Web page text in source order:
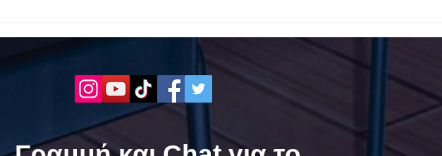
Τώρα. Με σύνθημα "Μίλα
Ελλάδας ενώνουν τις
δυνάμεις τους ενάντια στο
"Μίλα Τώρα" όλα τα σχολεία
της Ελλάδας ενώνουν τις
δυνάμεις τους ενάντια στο
Bullying